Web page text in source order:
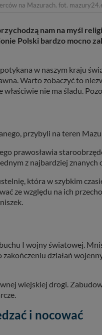
na Mazurach. fot.
nam na myśl
Polski bardzo mocno
w naszym kraju
Warto zobaczyć to
nie ma śladu.
przybyli na teren
prawosławia
z najbardziej
która w szybkim
ze względu na ich
I wojny światowej.
działań
wiejskiej drogi.
i nocować